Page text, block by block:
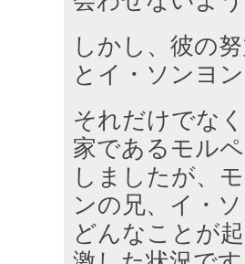
しかし、彼の
とイ・ソンヨ
それだけでな
家であるモル
しましたが、
ンの兄、イ・
どんなことが